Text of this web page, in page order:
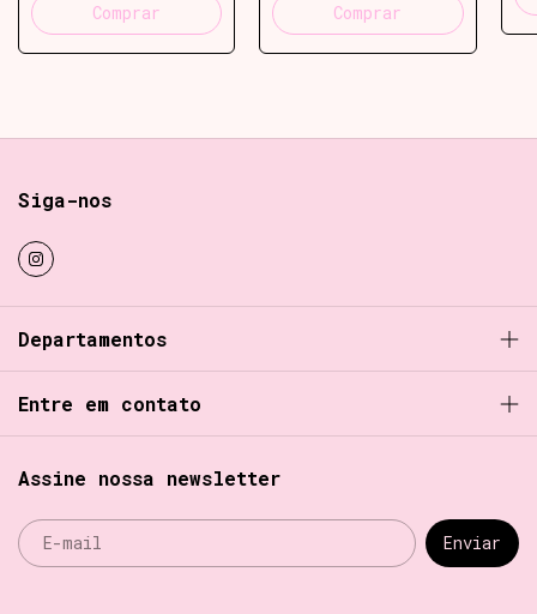
Comprar Comprar
Siga-nos
Departamentos
Entre em contato
Assine nossa newsletter